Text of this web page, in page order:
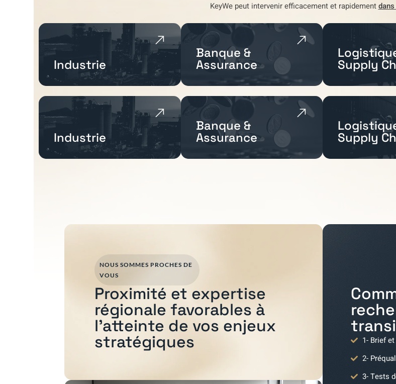
KeyWepeut intervenir efficacement et rapidement
Industrie
Banque &
Assurance Supply
Industrie
Banque &
Assurance Supply
1- Brief
2-
3- Tests
NOUS SOMMES PROCHES DE
VOUS
Proximité et expertise
régionale favorables à
l'atteinte de vos enjeux
stratégiques